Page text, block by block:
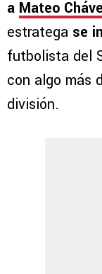
a Mateo
estratega se
futbolista del
con algo más
división.